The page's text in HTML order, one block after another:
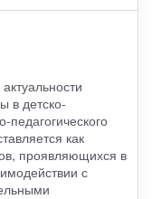
в детско-
как
проявляющихся в
с